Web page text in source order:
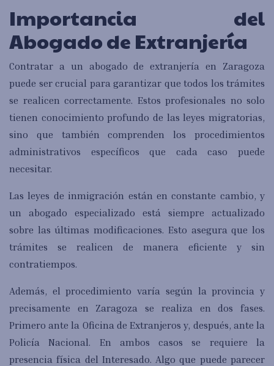
Importancia del
Abogado de Extranjería
Contratar a un abogado de extranjería en Zaragoza
puede ser crucial para garantizar que todos los trámites
se realicen correctamente. Estos profesionales no solo
tienen conocimiento profundo de las leyes migratorias,
sino que también comprenden los procedimientos
administrativos específicos que cada caso puede
necesitar.
Las leyes de inmigración están en constante cambio, y
un abogado especializado está siempre actualizado
sobre las últimas modificaciones. Esto asegura que los
trámites se realicen de manera eficiente y sin
contratiempos.
Además, el procedimiento varía según la provincia y
precisamente en Zaragoza se realiza en dos fases.
Primero ante la Oficina de Extranjeros y, después, ante la
Policía Nacional. En ambos casos se requiere la
presencia física del Interesado. Algo que puede parecer